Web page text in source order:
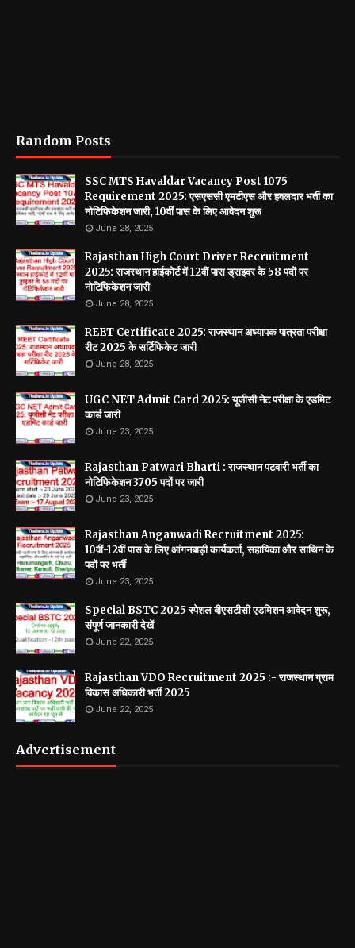
Random Posts
SSC MTS Havaldar Vacancy Post 1075
Requirement 2025: एसएससी एमटीएस और हवलदार भर्ती का
नोटिफिकेशन जारी, 10वीं पास के लिए आवेदन शुरू
June 28, 2025
Rajasthan High Court Driver Recruitment
2025: राजस्थान हाईकोर्ट में 12वीं पास ड्राइवर के 58 पदों पर
नोटिफिकेशन जारी
June 28, 2025
REET Certificate 2025: राजस्थान अध्यापक पात्रता परीक्षा
रीट 2025 के सर्टिफिकेट जारी
June 28, 2025
UGC NET Admit Card 2025: यूजीसी नेट परीक्षा के एडमिट
कार्ड जारी
June 23, 2025
Rajasthan Patwari Bharti : राजस्थान पटवारी भर्ती का
नोटिफिकेशन 3705 पदों पर जारी
June 23, 2025
Rajasthan Anganwadi Recruitment 2025:
10वीं-12वीं पास के लिए आंगनबाड़ी कार्यकर्ता, सहायिका और साथिन के
पदों पर भर्ती
June 23, 2025
Special BSTC 2025 स्पेशल बीएसटीसी एडमिशन आवेदन शुरू,
संपूर्ण जानकारी देखें
June 22, 2025
Rajasthan VDO Recruitment 2025 :- राजस्थान ग्राम
विकास अधिकारी भर्ती 2025
June 22, 2025
Advertisement